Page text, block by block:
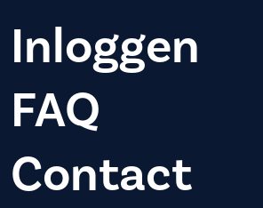
Inloggen
FAQ
Contact